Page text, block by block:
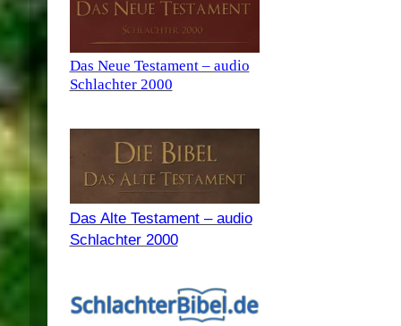
Das Neue Testament – audio
Schlachter 2000
Das Alte Testament – audio
Schlachter 2000